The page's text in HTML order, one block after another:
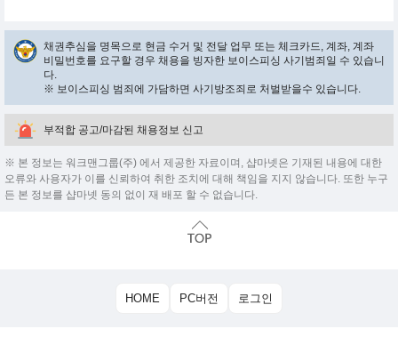
채권추심을 명목으로 현금 수거 및 전달 업무 또는 체크카드, 계좌, 계좌
비밀번호를 요구할 경우 채용을 빙자한 보이스피싱 사기범죄일 수 있습니
다.
※ 보이스피싱 범죄에 가담하면 사기방조죄로 처벌받을수 있습니다.
부적합 공고/마감된 채용정보 신고
※ 본 정보는 워크맨그룹(주) 에서 제공한 자료이며, 샵마넷은 기재된 내용에 대한
오류와 사용자가 이를 신뢰하여 취한 조치에 대해 책임을 지지 않습니다. 또한 누구
든 본 정보를 샵마넷 동의 없이 재 배포 할 수 없습니다.
HOME PC버전 로그인